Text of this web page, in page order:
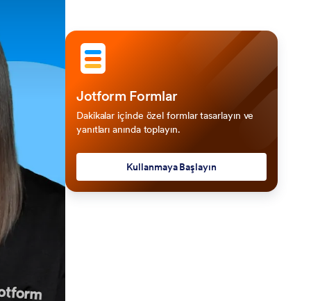
Jotform Formlar
Dakikalar içinde özel formlar tasarlayın ve
yanıtları anında toplayın.
Kullanmaya Başlayın